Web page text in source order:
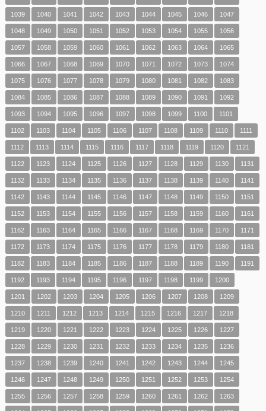
1039 1040 1041 1042 1043 1044 1045 1046 1047
1048 1049 1050 1051 1052 1053 1054 1055 1056
1057 1058 1059 1060 1061 1062 1063 1064 1065
1066 1067 1068 1069 1070 1071 1072 1073 1074
1075 1076 1077 1078 1079 1080 1081 1082 1083
1084 1085 1086 1087 1088 1089 1090 1091 1092
1093 1094 1095 1096 1097 1098 1099 1100 1101
1102 1103 1104 1105 1106 1107 1108 1109 1110 1111
1112 1113 1114 1115 1116 1117 1118 1119 1120 1121
1122 1123 1124 1125 1126 1127 1128 1129 1130 1131
1132 1133 1134 1135 1136 1137 1138 1139 1140 1141
1142 1143 1144 1145 1146 1147 1148 1149 1150 1151
1152 1153 1154 1155 1156 1157 1158 1159 1160 1161
1162 1163 1164 1165 1166 1167 1168 1169 1170 1171
1172 1173 1174 1175 1176 1177 1178 1179 1180 1181
1182 1183 1184 1185 1186 1187 1188 1189 1190 1191
1192 1193 1194 1195 1196 1197 1198 1199 1200
1201 1202 1203 1204 1205 1206 1207 1208 1209
1210 1211 1212 1213 1214 1215 1216 1217 1218
1219 1220 1221 1222 1223 1224 1225 1226 1227
1228 1229 1230 1231 1232 1233 1234 1235 1236
1237 1238 1239 1240 1241 1242 1243 1244 1245
1246 1247 1248 1249 1250 1251 1252 1253 1254
1255 1256 1257 1258 1259 1260 1261 1262 1263